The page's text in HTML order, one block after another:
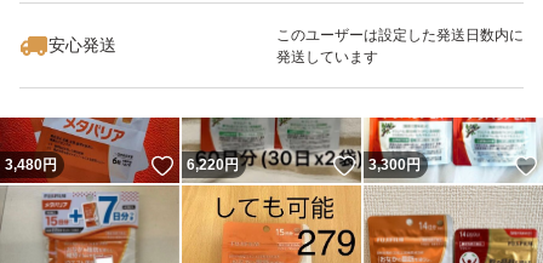
#サプリメント
#サラシア
#ダイエット
#体重
安心発送
このユーザーは設定した発送日数内に
発送しています
3,480円 いいね！
6,220円 いいね！
3,300円